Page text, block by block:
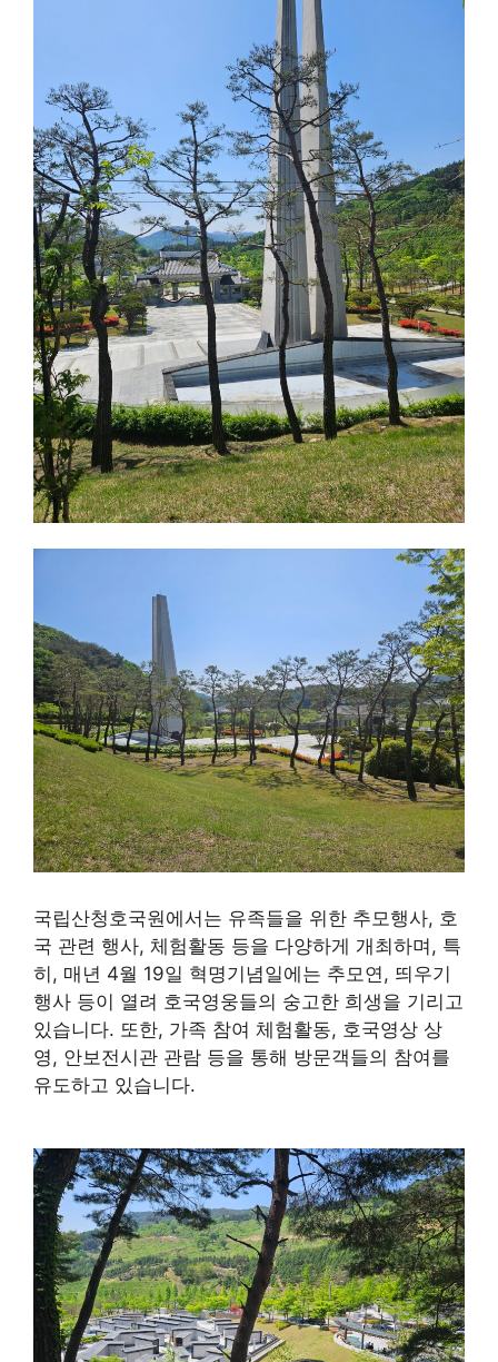
국립산청호국원에서는 유족들을 위한 추모행사, 호
국 관련 행사, 체험활동 등을 다양하게 개최하며, 특
히, 매년 4월 19일 혁명기념일에는 추모연, 띄우기
행사 등이 열려 호국영웅들의 숭고한 희생을 기리고
있습니다. 또한, 가족 참여 체험활동, 호국영상 상
영, 안보전시관 관람 등을 통해 방문객들의 참여를
유도하고 있습니다.